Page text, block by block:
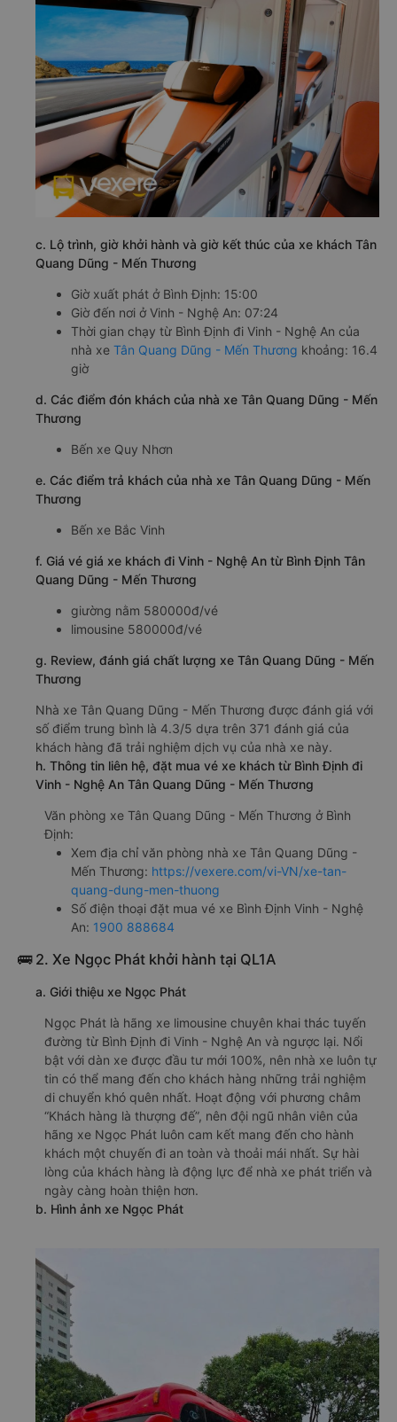
c. Lộ trình, giờ khởi hành và giờ kết thúc của xe khách Tân
Quang Dũng - Mến Thương
Giờ xuất phát ở Bình Định: 15:00
Giờ đến nơi ở Vinh - Nghệ An: 07:24
Thời gian chạy từ Bình Định đi Vinh - Nghệ An của
nhà xe Tân Quang Dũng - Mến Thương khoảng: 16.4
giờ
d. Các điểm đón khách của nhà xe Tân Quang Dũng - Mến
Thương
Bến xe Quy Nhơn
e. Các điểm trả khách của nhà xe Tân Quang Dũng - Mến
Thương
Bến xe Bắc Vinh
f. Giá vé giá xe khách đi Vinh - Nghệ An từ Bình Định Tân
Quang Dũng - Mến Thương
giường nằm 580000đ/vé
limousine 580000đ/vé
g. Review, đánh giá chất lượng xe Tân Quang Dũng - Mến
Thương
Nhà xe Tân Quang Dũng - Mến Thương được đánh giá với
số điểm trung bình là 4.3/5 dựa trên 371 đánh giá của
khách hàng đã trải nghiệm dịch vụ của nhà xe này.
h. Thông tin liên hệ, đặt mua vé xe khách từ Bình Định đi
Vinh - Nghệ An Tân Quang Dũng - Mến Thương
Văn phòng xe Tân Quang Dũng - Mến Thương ở Bình
Định:
Xem địa chỉ văn phòng nhà xe Tân Quang Dũng -
Mến Thương: https://vexere.com/vi-VN/xe-tan-
quang-dung-men-thuong
Số điện thoại đặt mua vé xe Bình Định Vinh - Nghệ
An: 1900 888684
🚌 2. Xe Ngọc Phát khởi hành tại QL1A
a. Giới thiệu xe Ngọc Phát
Ngọc Phát là hãng xe limousine chuyên khai thác tuyến
đường từ Bình Định đi Vinh - Nghệ An và ngược lại. Nổi
bật với dàn xe được đầu tư mới 100%, nên nhà xe luôn tự
tin có thể mang đến cho khách hàng những trải nghiệm
di chuyển khó quên nhất. Hoạt động với phương châm
“Khách hàng là thượng đế”, nên đội ngũ nhân viên của
hãng xe Ngọc Phát luôn cam kết mang đến cho hành
khách một chuyến đi an toàn và thoải mái nhất. Sự hài
lòng của khách hàng là động lực để nhà xe phát triển và
ngày càng hoàn thiện hơn.
b. Hình ảnh xe Ngọc Phát